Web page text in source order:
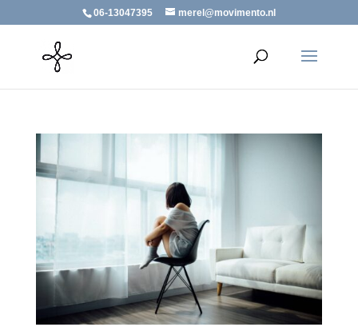
06-13047395 merel@movimento.nl